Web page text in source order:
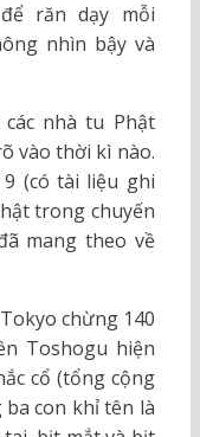
răn dạy mỗi
nhìn bậy và
nhà tu Phật
vào thời kì nào.
(có tài liệu ghi
trong chuyến
mang theo về
chừng 140
Toshogu hiện
cổ (tổng cộng
con khỉ tên là